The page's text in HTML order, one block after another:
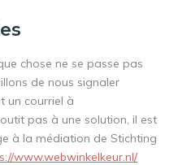
chose ne se passe pas
de nous signaler
un courriel à
pas à une solution, il est
à la médiation de Stichting
www.webwinkelkeur.nl/